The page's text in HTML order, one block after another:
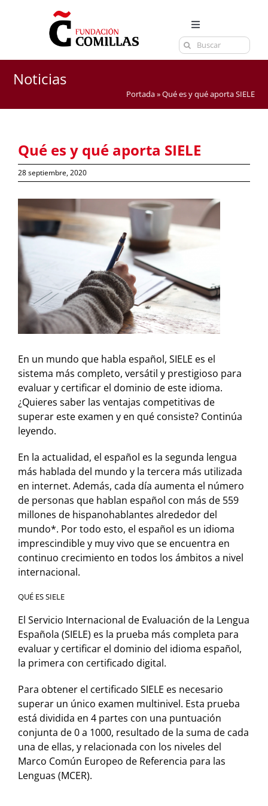
Toggle
Navigation
LA FUNDACIÓN
ESTUDIOS
ACTUALIDAD
CONTACTA
Buscar:
Noticias
Portada»Qué es y qué aporta SIELE
Qué es y qué aporta SIELE
28 septiembre, 2020
Ver
imagen
más
grande
En un mundo que habla español, SIELE es el
sistema más completo, versátil y prestigioso para
evaluar y certificar el dominio de este idioma.
¿Quieres saber las ventajas competitivas de
superar este examen y en qué consiste? Continúa
leyendo.
En la actualidad, el español es la segunda lengua
más hablada del mundo y la tercera más utilizada
en internet. Además, cada día aumenta el número
de personas que hablan español con más de 559
millones de hispanohablantes alrededor del
mundo*. Por todo esto, el español es un idioma
imprescindible y muy vivo que se encuentra en
continuo crecimiento en todos los ámbitos a nivel
internacional.
QUÉ ES SIELE
El Servicio Internacional de Evaluación de la Lengua
Española (SIELE) es la prueba más completa para
evaluar y certificar el dominio del idioma español,
la primera con certificado digital.
Para obtener el certificado SIELE es necesario
superar un único examen multinivel. Esta prueba
está dividida en 4 partes con una puntuación
conjunta de 0 a 1000, resultado de la suma de cada
una de ellas, y relacionada con los niveles del
Marco Común Europeo de Referencia para las
Lenguas (MCER).